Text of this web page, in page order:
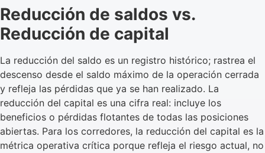
Reducción de saldos vs.
Reducción de capital
La reducción del saldo es un registro histórico; rastrea el
descenso desde el saldo máximo de la operación cerrada
y refleja las pérdidas que ya se han realizado. La
reducción del capital es una cifra real: incluye los
beneficios o pérdidas flotantes de todas las posiciones
abiertas. Para los corredores, la reducción del capital es la
métrica operativa crítica porque refleja el riesgo actual, no